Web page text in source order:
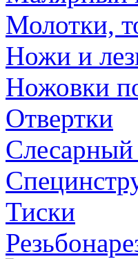
Молотки,
Ножи и
Ножовки
Отвертки
Тиски